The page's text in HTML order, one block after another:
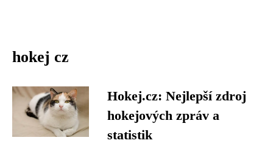
hokej cz
Hokej.cz: Nejlepší zdroj
hokejových zpráv a
statistik